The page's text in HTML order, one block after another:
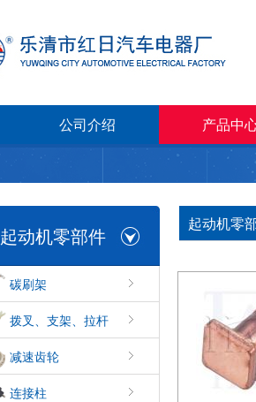
公司介绍 产品中
起动机零部件
碳刷架
拨叉、支架、拉杆
减速齿轮
连接柱
起动机零